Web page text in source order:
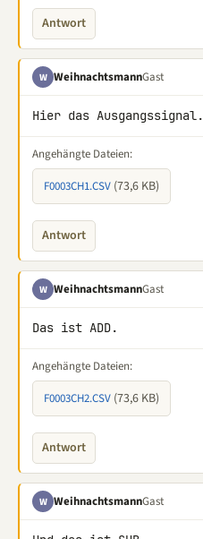
Antwort
W WeihnachtsmannGast
Hier das Ausgangssignal.
Angehängte Dateien:
F0003CH1.CSV (73,6 KB)
Antwort
W WeihnachtsmannGast
Das ist ADD.
Angehängte Dateien:
F0003CH2.CSV (73,6 KB)
Antwort
W WeihnachtsmannGast